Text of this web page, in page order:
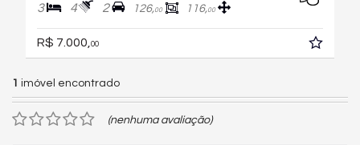
3 4 2 126,00 116,00
R$ 7.000, 00
1 imóvel encontrado
(nenhuma avaliação)